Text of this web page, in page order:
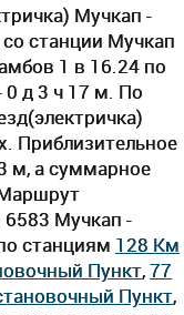
Мучкап -
станции Мучкап
1 в 16.24 по
д 3 ч 17 м. По
Приблизительное
м, а суммарное
6583 Мучкап -
станциям 128 Км
Пункт,77
Пункт,